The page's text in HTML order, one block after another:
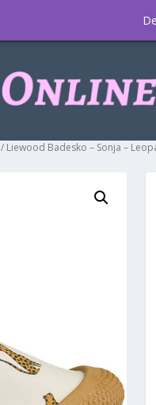
/ Liewood Badesko – Sonja –